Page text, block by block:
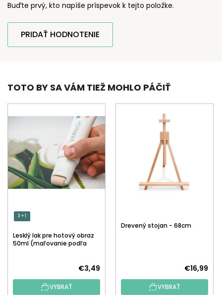
Buďte prvý, kto napíše príspevok k tejto položke.
PRIDAŤ HODNOTENIE
TOTO BY SA VÁM TIEŽ MOHLO PÁČIŤ
3 + 1
Lesklý lak pre hotový obraz
50ml (maľovanie podľa
€3,49
VYBRAŤ
Drevený stojan - 68cm
€16,99
VYBRAŤ